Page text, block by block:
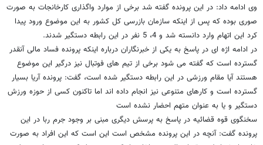
وی ادامه داد: در این پرونده گفته شد برخی از موارد واگذاری کارخانجات به صورت
صوری بوده که پس از اینکه سازمان بازرسی کل کشور به این موضوع ورود پیدا
کرد این اتهام وارد دانسته شد و 4، 5 نفر در این رابطه دستگیر شدند.
در ادامه اژه ای در پاسخ به یکی از خبرنگاران درباره اینکه پرونده فساد مالی آنقدر
گسترده است که گفته می شود برخی از تیم های فوتبال نیز درگیر این موضوع
هستند آیا مقام ورزشی در این رابطه دستگیر شده است، گفت: پرونده آریا بسیار
گسترده است و کارهای متنوعی نیز انجام داده اند اما تاکنون کسی از حوزه ورزش
دستگیر و یا به عنوان متهم احضار نشده است
سخنگوی قوه قضائیه در پاسخ به پرسش دیگری مبنی بر وجود جرم ربا در این
پرونده گفت: آنچه در این پرونده مشخص است این است که این افراد به صورت